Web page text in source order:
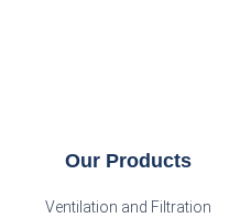
Our Products
Ventilation and Filtration